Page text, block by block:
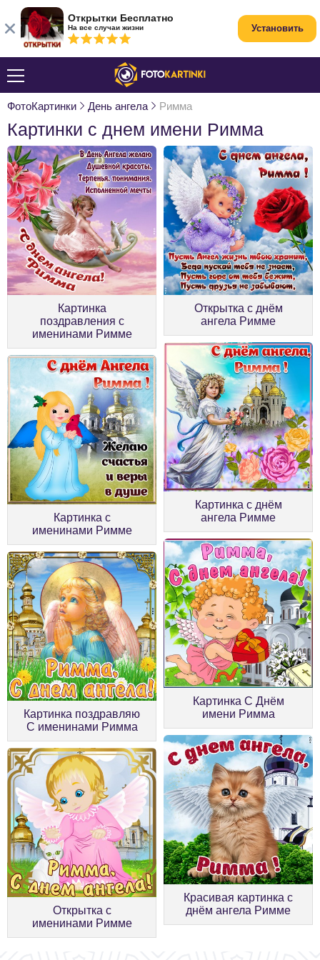
ФотоКартинки День ангела Римма
Картинки с днем имени Римма
Картинка
поздравления с
именинами Римме
Открытка с днём
ангела Римме
Картинка с
именинами Римме
Картинка с днём
ангела Римме
Картинка поздравляю
С именинами Римма
Картинка С Днём
имени Римма
Открытка с
именинами Римме
Красивая картинка с
днём ангела Римме
Открытки Бесплатно
На все случаи жизни Установить